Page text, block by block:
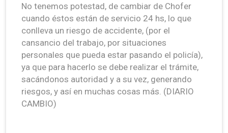
No tenemos potestad, de cambiar de Chofer
cuando éstos están de servicio 24 hs, lo que
conlleva un riesgo de accidente, (por el
cansancio del trabajo, por situaciones
personales que pueda estar pasando el policía),
ya que para hacerlo se debe realizar el trámite,
sacándonos autoridad y a su vez, generando
riesgos, y así en muchas cosas más. (DIARIO
CAMBIO)